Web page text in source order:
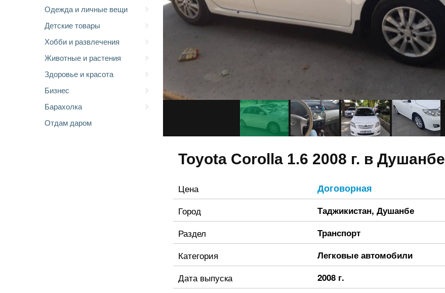
Одежда и личные вещи
Детские товары
Хобби и развлечения
Животные и растения
Здоровье и красота
Бизнес
Барахолка
Отдам даром
Toyota Corolla 1.6 2008 г. в Душанбе
Цена Договорная
Город Таджикистан, Душанбе
Раздел Транспорт
Категория Легковые автомобили
Дата выпуска 2008 г.